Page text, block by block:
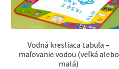
Vodná kresliaca tabuľa –
maľovanie vodou (veľká alebo
malá)